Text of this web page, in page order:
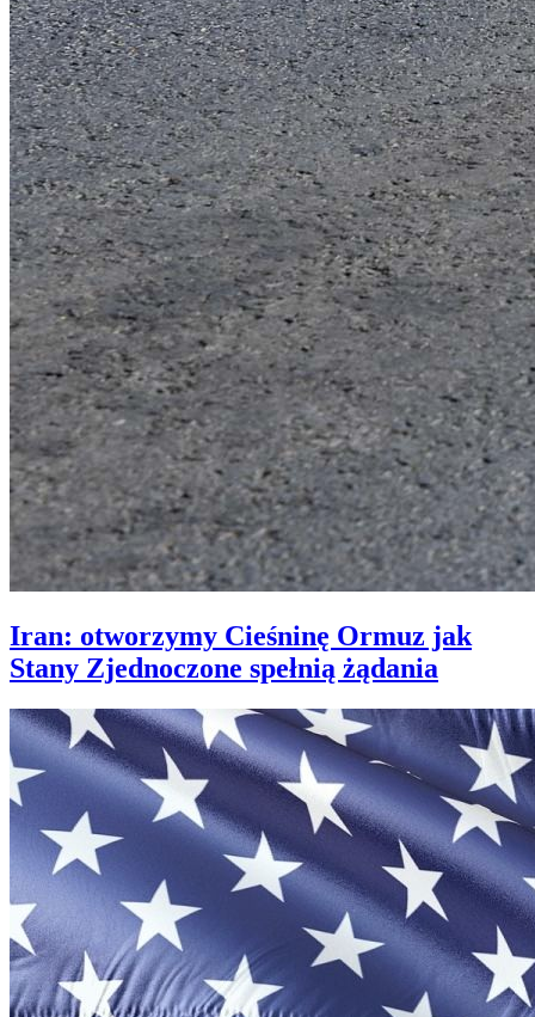
Iran: otworzymy Cieśninę Ormuz jak
Stany Zjednoczone spełnią żądania